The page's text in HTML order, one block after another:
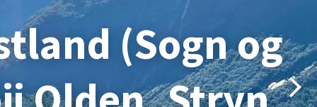
(Sogn og
(Sogn og